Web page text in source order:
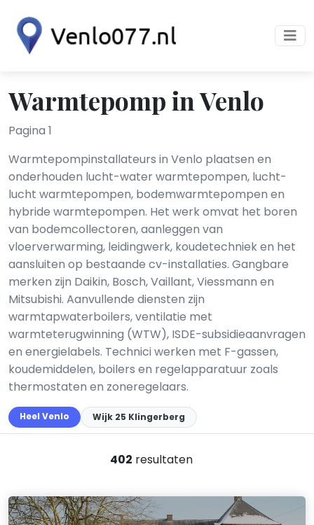
Warmtepomp in Venlo
Pagina 1
Warmtepompinstallateurs in Venlo plaatsen en
onderhouden lucht-water warmtepompen, lucht-
lucht warmtepompen, bodemwarmtepompen en
hybride warmtepompen. Het werk omvat het boren
van bodemcollectoren, aanleggen van
vloerverwarming, leidingwerk, koudetechniek en het
aansluiten op bestaande cv-installaties. Gangbare
merken zijn Daikin, Bosch, Vaillant, Viessmann en
Mitsubishi. Aanvullende diensten zijn
warmtapwaterboilers, ventilatie met
warmteterugwinning (WTW), ISDE-subsidieaanvragen
en energielabels. Technici werken met F-gassen,
koudemiddelen, boilers en regelapparatuur zoals
thermostaten en zoneregelaars.
Heel Venlo Wijk 25 Klingerberg
402 resultaten